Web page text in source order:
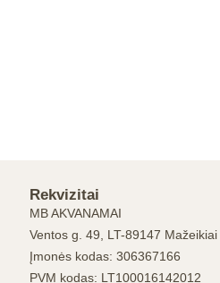
Rekvizitai
MB AKVANAMAI
Ventos g. 49, LT-89147 Mažeikiai
Įmonės kodas: 306367166
PVM kodas: LT100016142012